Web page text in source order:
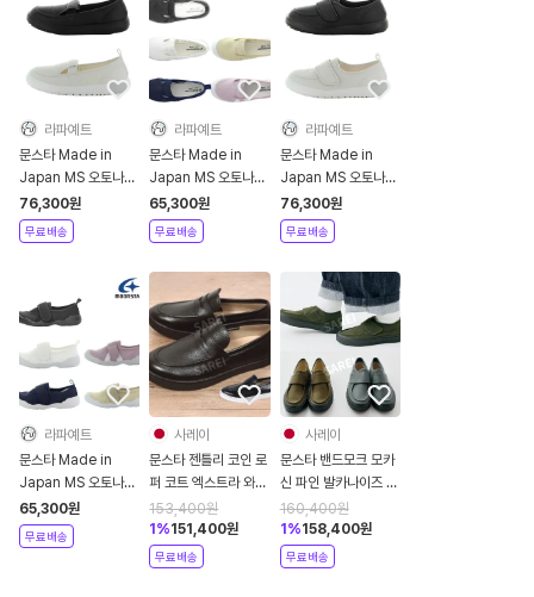
라파예트
문스타 Made in
Japan MS 오토나노
우와바키03 가죽 스
니커스 신발
76,300원
무료배송
라파예트
문스타 Made in
Japan MS 오토나노
우와바키01 샌들 슬립
온 신발
65,300원
무료배송
라파예트
문스타 Made in
Japan MS 오토나노
우와바키04 가죽 스
니커즈 신발
76,300원
무료배송
라파예트
문스타 Made in
Japan MS 오토나노
우와바키02 메쉬 샌들
슬립온 신발
65,300원
무료배송
사레이
문스타 젠틀리 코인 로
퍼 코트 엑스트라 와이
드 4E 남성 정장구두
GE103
153,400원
1 %151,400원
무료배송
사레이
문스타 밴드모크 모카
신 파인 발카나이즈 스
니커즈 그레이 올리브
160,400원
1 %158,400원
무료배송